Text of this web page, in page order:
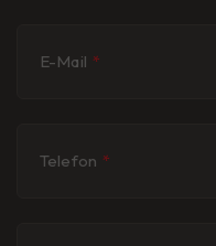
E-Mail *
Telefon *